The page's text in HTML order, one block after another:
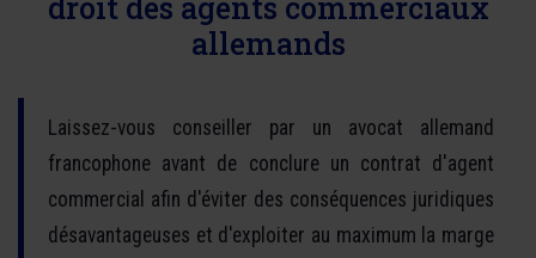
allemands
Laissez-vous conseiller par un avocat allemand
francophone avant de conclure un contrat d'agent
commercial afin d'éviter des conséquences juridiques
désavantageuses et d'exploiter au maximum la marge